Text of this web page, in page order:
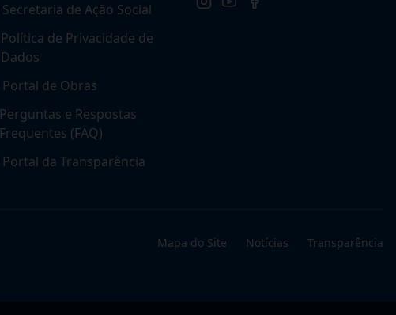
Secretaria de Ação Social
Política de Privacidade de
Dados
Portal de Obras
Perguntas e Respostas
Frequentes (FAQ)
Portal da Transparência
Mapa do Site Notícias Transparência